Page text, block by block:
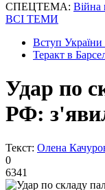
СПЕЦТЕМА: Війна
ВСІ ТЕМИ
Вступ
Теракт в
Удар по
РФ:
Текст: Олена
0
6341